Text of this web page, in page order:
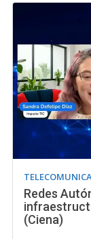
Redes
(Ciena)